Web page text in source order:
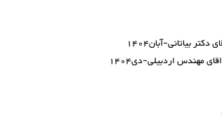
بیاتانی-آبان1404
مهندس اردبیلی-دی1404